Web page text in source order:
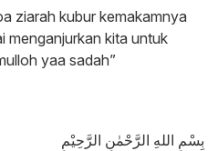
ziarah kubur kemakamnya
menganjurkan kita untuk
yaa sadah”
بِسْمِ اللهِ الرَّحْمٰنِ الرَّحِيْمِ